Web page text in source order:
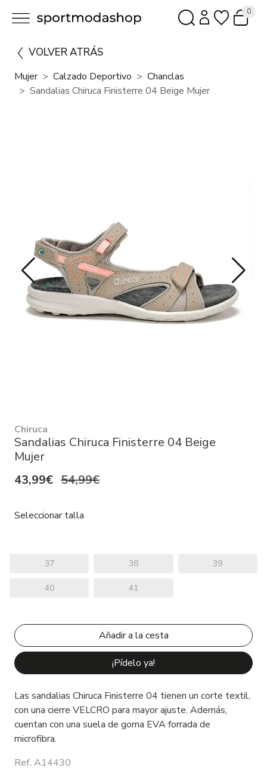
0
VOLVER ATRÁS
Mujer Calzado Deportivo
Chanclas
Sandalias Chiruca Finisterre 04 Beige Mujer
Chiruca
Sandalias Chiruca Finisterre 04 Beige
Mujer
43,99€ 54,99€
Seleccionar talla
37 38 39
40 41
¡Pídelo ya!
Las sandalias Chiruca Finisterre 04 tienen un corte textil,
con una cierre VELCRO para mayor ajuste. Además,
cuentan con una suela de goma EVA forrada de
microfibra.
Ref. A14430